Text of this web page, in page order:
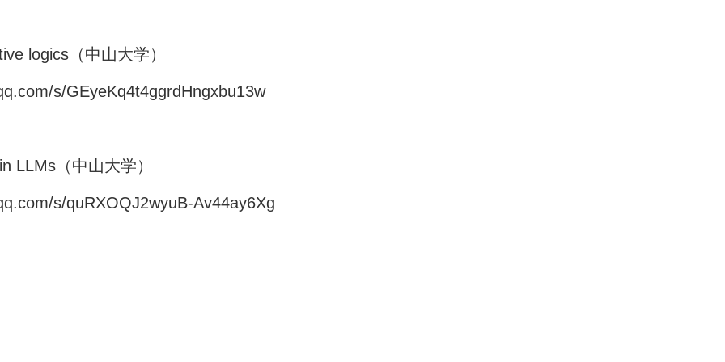
logics（中山大学）
s/GEyeKq4t4ggrdHngxbu13w
LLMs（中山大学）
s/quRXOQJ2wyuB-Av44ay6Xg